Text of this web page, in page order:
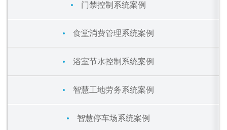
门禁控制系统案例
食堂消费管理系统案例
浴室节水控制系统案例
智慧工地劳务系统案例
智慧停车场系统案例